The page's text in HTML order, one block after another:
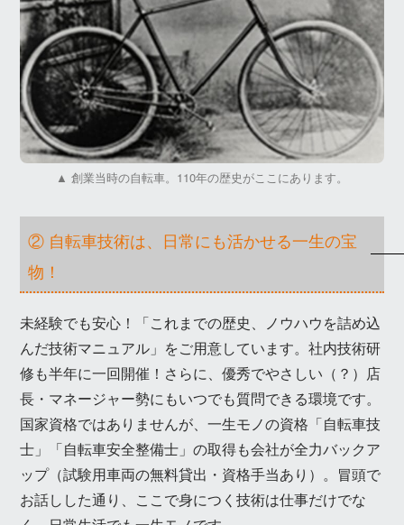
▲ 創業当時の自転車。110年の歴史がここにあります。
② 自転車技術は、日常にも活かせる一生の宝
物！
未経験でも安心！「これまでの歴史、ノウハウを詰め込
んだ技術マニュアル」をご用意しています。社内技術研
修も半年に一回開催！さらに、優秀でやさしい（？）店
長・マネージャー勢にもいつでも質問できる環境です。
国家資格ではありませんが、一生モノの資格「自転車技
士」「自転車安全整備士」の取得も会社が全力バックア
ップ（試験用車両の無料貸出・資格手当あり）。冒頭で
お話しした通り、ここで身につく技術は仕事だけでな